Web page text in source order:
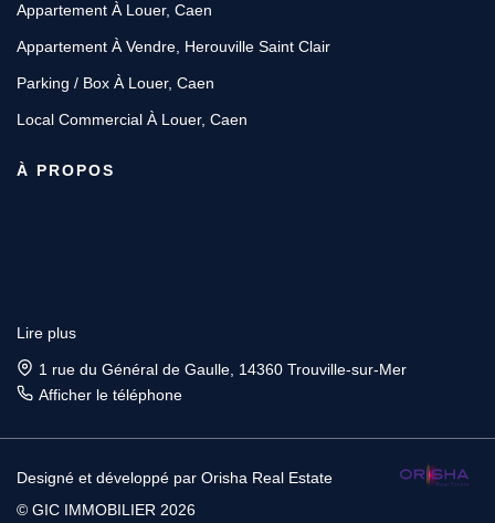
Appartement À Louer, Caen
Appartement À Vendre, Herouville Saint Clair
Parking / Box À Louer, Caen
Local Commercial À Louer, Caen
À PROPOS
Lire plus
1 rue du Général de Gaulle, 14360 Trouville-sur-Mer
Afficher le téléphone